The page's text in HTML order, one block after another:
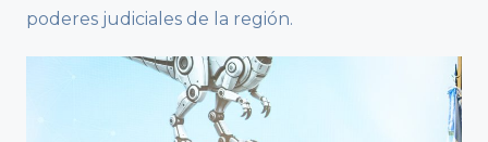
poderes judiciales de la región.